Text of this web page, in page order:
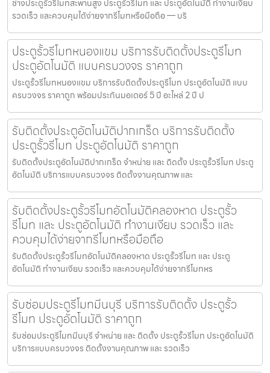
ช่างประตูรั้วรีโมทสะพานสูง ประตูรั้วรีโมท และ ประตูอัตโนมัติ ทำงานเงียบ
รวดเร็ว และควบคุมได้ง่ายจากรีโมทหรือมือถือ — บริ
ประตูรั้วรีโมทหนองแขม บริการรับติดตั้งประตูรีโมท
ประตูอัตโนมัติ แบบครบวงจร ราคาถูก
ประตูรั้วรีโมทหนองแขม บริการรับติดตั้งประตูรีโมท ประตูอัตโนมัติ แบบ
ครบวงจร ราคาถูก พร้อมประกันมอเตอร์ 5 ปี อะไหล่ 2 ปี ป
รับติดตั้งประตูอัตโนมัติปากเกร็ด บริการรับติดตั้ง
ประตูรั้วรีโมท ประตูอัตโนมัติ ราคาถูก
รับติดตั้งประตูอัตโนมัติปากเกร็ด จำหน่าย และ ติดตั้ง ประตูรั้วรีโมท ประตู
อัตโนมัติ บริการแบบครบวงจร ติดตั้งงานคุณภาพ และ
รับติดตั้งประตูรั้วรีโมทอัตโนมัติคลองหาด ประตูรั้ว
รีโมท และ ประตูอัตโนมัติ ทำงานเงียบ รวดเร็ว และ
ควบคุมได้ง่ายจากรีโมทหรือมือถือ
รับติดตั้งประตูรั้วรีโมทอัตโนมัติคลองหาด ประตูรั้วรีโมท และ ประตู
อัตโนมัติ ทำงานเงียบ รวดเร็ว และควบคุมได้ง่ายจากรีโมทหร
รับซ่อมประตูรีโมทมีนบุรี บริการรับติดตั้ง ประตูรั้ว
รีโมท ประตูอัตโนมัติ ราคาถูก
รับซ่อมประตูรีโมทมีนบุรี จำหน่าย และ ติดตั้ง ประตูรั้วรีโมท ประตูอัตโนมัติ
บริการแบบครบวงจร ติดตั้งงานคุณภาพ และ รวดเร็ว